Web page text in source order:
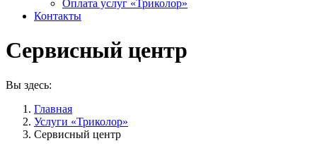
Оплата услуг «Триколор»
Контакты
Сервисный центр
Вы здесь:
Главная
Услуги «Триколор»
Сервисный центр